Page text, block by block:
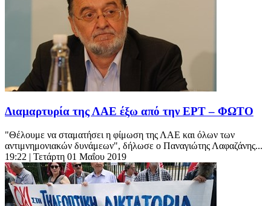
Διαμαρτυρία της ΛΑΕ έξω από την ΕΡΤ – ΦΩΤΟ
"Θέλουμε να σταματήσει η φίμωση της ΛΑΕ και όλων των
αντιμνημονιακών δυνάμεων", δήλωσε ο Παναγιώτης Λαφαζάνης...
19:22 | Τετάρτη 01 Μαΐου 2019